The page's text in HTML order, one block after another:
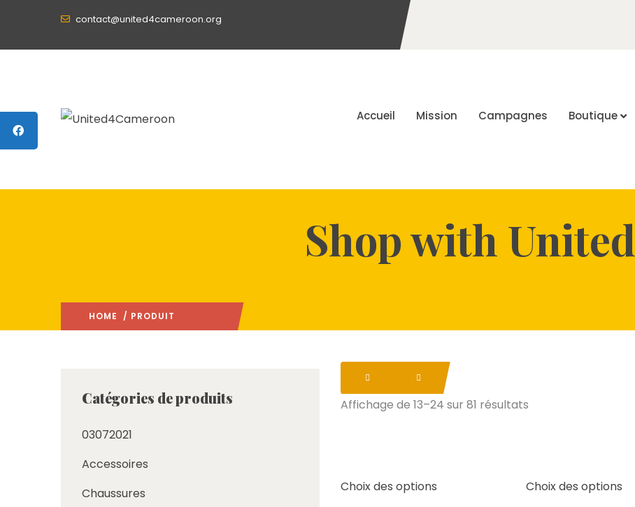
contact@united4cameroon.org
Accueil Mission Campagnes Boutique
Shop with United
HOME / PRODUIT
Affichage de 13–24 sur 81 résultats
Choix des options
Choix des options
Catégories de produits
03072021
Accessoires
Chaussures